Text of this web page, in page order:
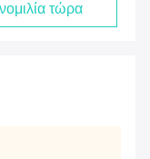
τώρα